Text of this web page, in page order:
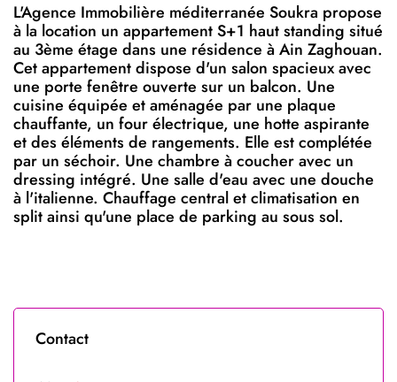
L'Agence Immobilière méditerranée Soukra propose
à la location un appartement S+1 haut standing situé
au 3ème étage dans une résidence à Ain Zaghouan.
Cet appartement dispose d'un salon spacieux avec
une porte fenêtre ouverte sur un balcon. Une
cuisine équipée et aménagée par une plaque
chauffante, un four électrique, une hotte aspirante
et des éléments de rangements. Elle est complétée
par un séchoir. Une chambre à coucher avec un
dressing intégré. Une salle d'eau avec une douche
à l'italienne. Chauffage central et climatisation en
split ainsi qu'une place de parking au sous sol.
Contact